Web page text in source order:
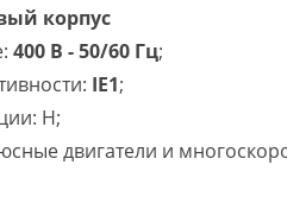
корпус
400 В - 50/60 Гц;
IE1;
H;
двигатели и